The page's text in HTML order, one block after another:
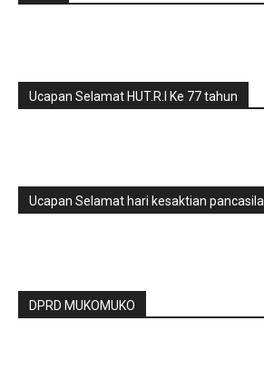
Ucapan Selamat HUT.R.I Ke 77 tahun
Ucapan Selamat hari kesaktian pancasila
DPRD MUKOMUKO